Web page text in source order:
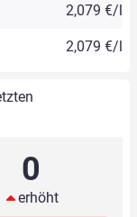
2,079 €/l
2,079 €/l
0
erhöht